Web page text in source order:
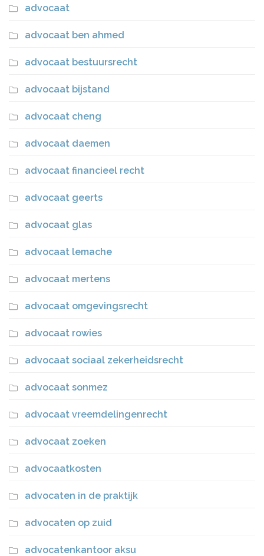
advocaat
advocaat ben ahmed
advocaat bestuursrecht
advocaat bijstand
advocaat cheng
advocaat daemen
advocaat financieel recht
advocaat geerts
advocaat glas
advocaat lemache
advocaat mertens
advocaat omgevingsrecht
advocaat rowies
advocaat sociaal zekerheidsrecht
advocaat sonmez
advocaat vreemdelingenrecht
advocaat zoeken
advocaatkosten
advocaten in de praktijk
advocaten op zuid
advocatenkantoor aksu